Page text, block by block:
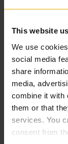
This website
We use
social media
share
media,
combine it with
them or that
services. You
consent from
Côte
Spise og drikke•
4,4
4,5
Bilde /
“Fransk
miljø”